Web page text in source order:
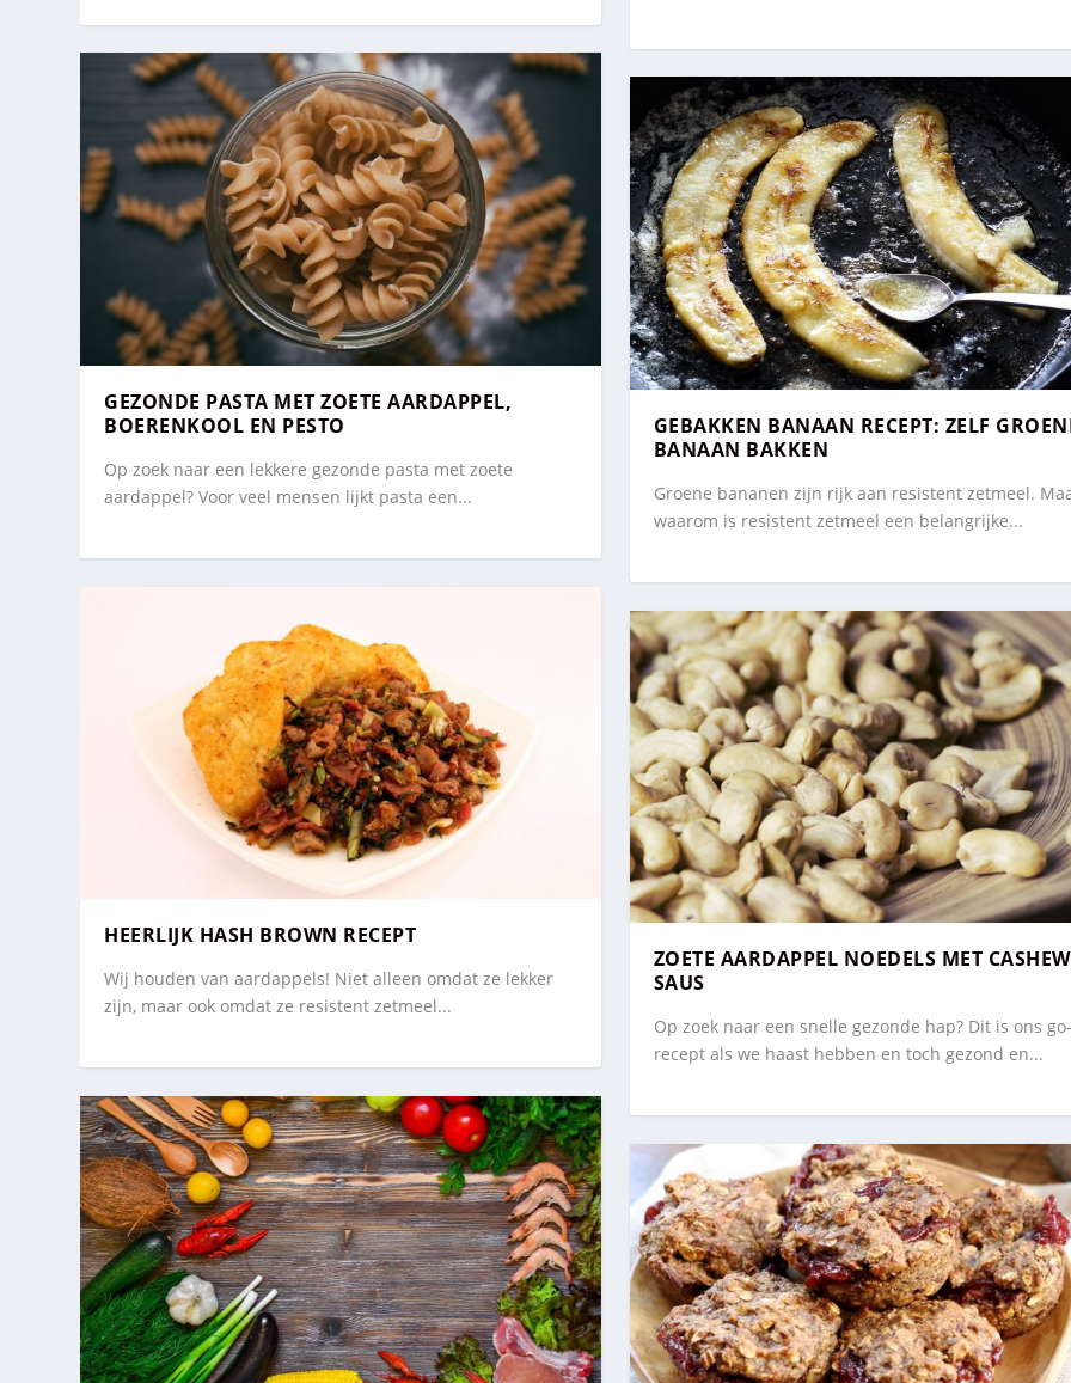
GEZONDE PASTA MET ZOETE AARDAPPEL,
BOERENKOOL EN PESTO
Op zoek naar een lekkere gezonde pasta met zoete
aardappel? Voor veel mensen lijkt pasta een...
HEERLIJK HASH BROWN RECEPT
Wij houden van aardappels! Niet alleen omdat ze lekker
zijn, maar ook omdat ze resistent zetmeel...
GEBAKKEN BANAAN RECEPT: ZELF
BANAAN BAKKEN
Groene bananen zijn rijk aan resistent zetmeel.
waarom is resistent zetmeel een belangrijke...
ZOETE AARDAPPEL NOEDELS MET CASHEW
SAUS
Op zoek naar een snelle gezonde hap? Dit is ons
recept als we haast hebben en toch gezond en...